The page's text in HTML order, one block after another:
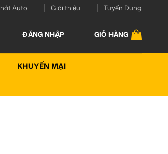
Auto Giới thiệu Tuyển Dụng
ĐĂNG NHẬP GIỎ HÀNG
KHUYẾN MẠI